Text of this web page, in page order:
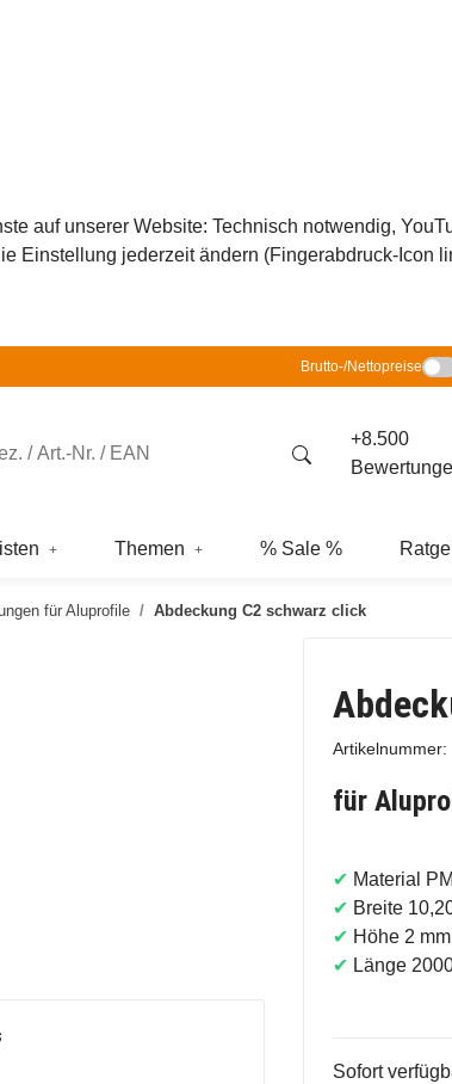
auf unserer Website: Technisch notwendig,
Einstellung jederzeit ändern (Fingerabdruck-Icon
Brutto-/Nettopreise
+8.500
Themen % Sale %
für Aluprofile Abdeckung C2 schwarz click
Artikelnummer:
für
✔ Material
✔ Breite
✔ Höhe 2 mm
✔ Länge
Sofort